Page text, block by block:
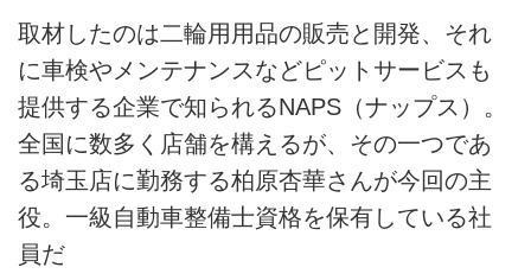
取材したのは二輪用用品の販売と開発、それ
に車検やメンテナンスなどピットサービスも
提供する企業で知られるNAPS（ナップス）。
全国に数多く店舗を構えるが、その一つであ
る埼玉店に勤務する柏原杏華さんが今回の主
役。一級自動車整備士資格を保有している社
員だ